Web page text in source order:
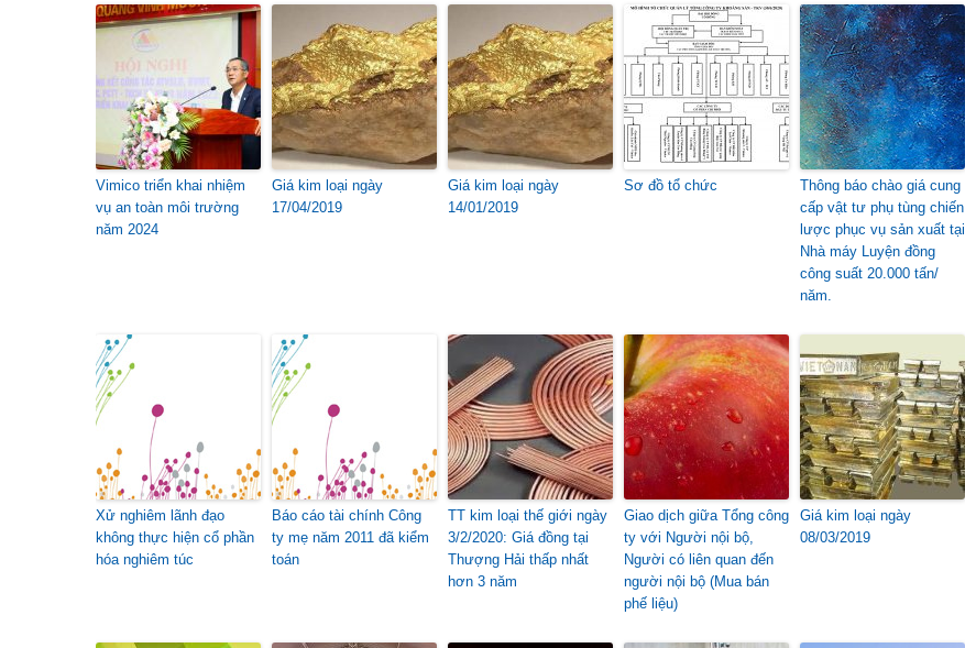
Vimico triển khai nhiệm
vụ an toàn môi trường
năm 2024
Giá kim loại ngày
17/04/2019
Giá kim loại ngày
14/01/2019
Sơ đồ tổ chức
Thông báo chào giá cung
cấp vật tư phụ tùng chiến
lược phục vụ sản xuất tại
Nhà máy Luyện đồng
công suất 20.000 tấn/
năm.
Xử nghiêm lãnh đạo
không thực hiện cổ phần
hóa nghiêm túc
Báo cáo tài chính Công
ty mẹ năm 2011 đã kiểm
toán
TT kim loại thế giới ngày
3/2/2020: Giá đồng tại
Thượng Hải thấp nhất
hơn 3 năm
Giao dịch giữa Tổng công
ty với Người nội bộ,
Người có liên quan đến
người nội bộ (Mua bán
phế liệu)
Giá kim loại ngày
08/03/2019